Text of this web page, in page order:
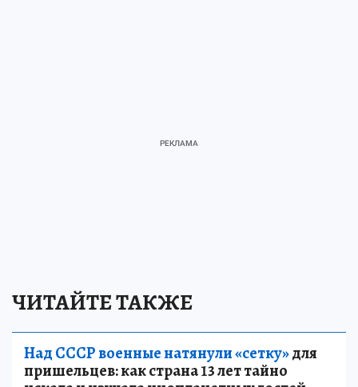
ЧИТАЙТЕ ТАКЖЕ
Над СССР военные натянули «сетку»для
пришельцев: как страна 13 лет тайно